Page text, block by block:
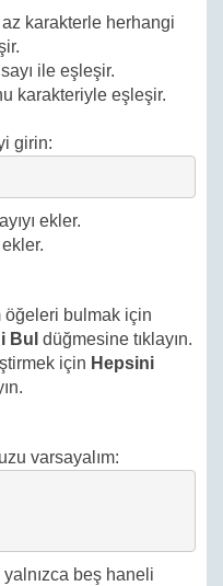
karakterle herhangi
ile eşleşir.
karakteriyle eşleşir.
girin:
ekler.
öğeleri bulmak için
Bul düğmesine tıklayın.
için Hepsini
varsayalım:
yalnızca beş haneli